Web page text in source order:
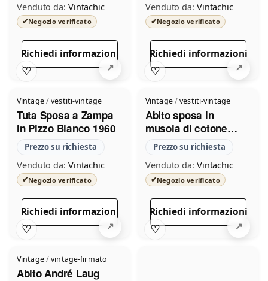
Venduto da: Vintachic
✔Negozio verificato
Richiedi informazioni
Venduto da: Vintachic
✔Negozio verificato
Richiedi informazioni
♡
Vintage/vestiti-vintage
Tuta Sposa a Zampa
in Pizzo Bianco 1960
Prezzo su richiesta
Venduto da: Vintachic
✔Negozio verificato
Richiedi informazioni
♡
Vintage/vestiti-vintage
Abito sposa in
musola di cotone
1915
Prezzo su richiesta
Venduto da: Vintachic
✔Negozio verificato
Richiedi informazioni
♡
Vintage/vintage-firmato
Abito André Laug
♡